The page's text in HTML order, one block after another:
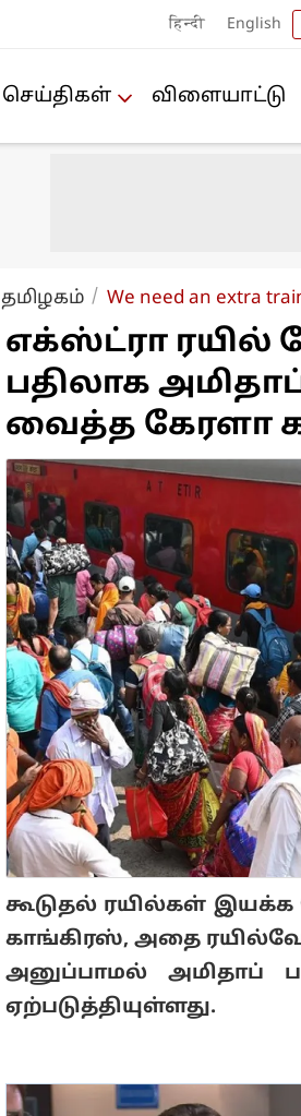
हिन्दी English
செய்திகள் விளையா‌ட்டு
த‌மிழக‌ம் We need an extra
எக்ஸ்ட்ரா ரயில்
பதிலாக
வைத்த கேரளா
கூடுதல் ரயில்கள்
காங்கிரஸ், அதை
அனுப்பாமல் அமிதாப்
ஏற்படுத்தியுள்ளது.